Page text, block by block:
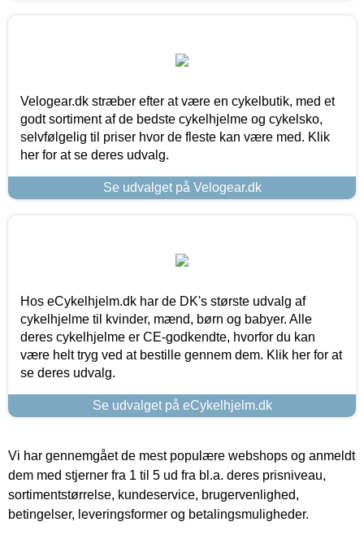
Velogear.dk stræber efter at være en cykelbutik, med et
godt sortiment af de bedste cykelhjelme og cykelsko,
selvfølgelig til priser hvor de fleste kan være med. Klik
her for at se deres udvalg.
Se udvalget på Velogear.dk
Hos eCykelhjelm.dk har de DK's største udvalg af
cykelhjelme til kvinder, mænd, børn og babyer. Alle
deres cykelhjelme er CE-godkendte, hvorfor du kan
være helt tryg ved at bestille gennem dem. Klik her for at
se deres udvalg.
Se udvalget på eCykelhjelm.dk
Vi har gennemgået de mest populære webshops og anmeldt
dem med stjerner fra 1 til 5 ud fra bl.a. deres prisniveau,
sortimentstørrelse, kundeservice, brugervenlighed,
betingelser, leveringsformer og betalingsmuligheder.